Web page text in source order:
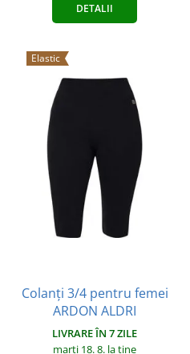
DETALII
Elastic
Colanți 3/4 pentru femei
ARDON ALDRI
LIVRARE ÎN 7 ZILE
marți 18. 8. la tine